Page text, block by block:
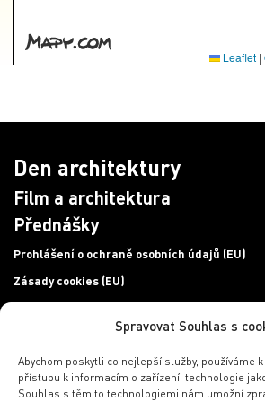
Spravovat Souhlas s
Abychom poskytli co nejlepší služby, používáme
přístupu k informacím o zařízení, technologie
Souhlas s těmito technologiemi nám umožní
Leaflet |
Den architektury
Film a architektura
Přednášky
Prohlášení o ochraně osobních údajů (EU)
Zásady cookies (EU)
Chcete se dozvědět více o
Přihlastese k
E-mailová adresa